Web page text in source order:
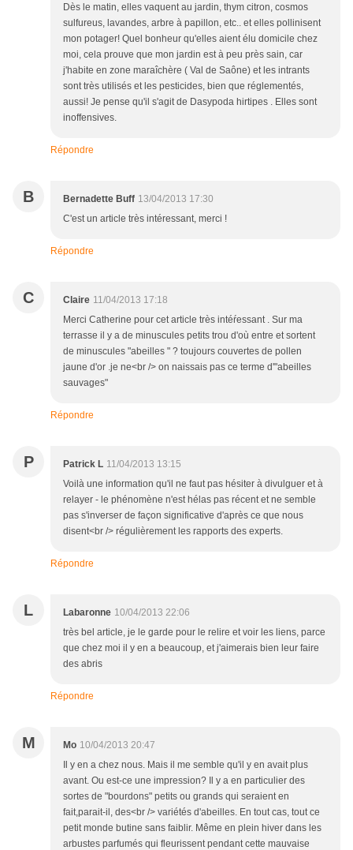
Dès le matin, elles vaquent au jardin, thym citron, cosmos
sulfureus, lavandes, arbre à papillon, etc.. et elles pollinisent
mon potager! Quel bonheur qu'elles aient élu domicile chez
moi, cela prouve que mon jardin est à peu près sain, car
j'habite en zone maraîchère ( Val de Saône) et les intrants
sont très utilisés et les pesticides, bien que réglementés,
aussi! Je pense qu'il s'agit de Dasypoda hirtipes . Elles sont
inoffensives.
Répondre
B Bernadette Buff 13/04/2013 17:30
C'est un article très intéressant, merci !
Répondre
C Claire 11/04/2013 17:18
Merci Catherine pour cet article très intéŕessant . Sur ma
terrasse il y a de minuscules petits trou d'où entre et sortent
de minuscules "abeilles " ? toujours couvertes de pollen
jaune d'or .je ne<br /> on naissais pas ce terme d'"abeilles
sauvages"
Répondre
P Patrick L 11/04/2013 13:15
Voilà une information qu'il ne faut pas hésiter à divulguer et à
relayer - le phénomène n'est hélas pas récent et ne semble
pas s'inverser de façon significative d'après ce que nous
disent<br /> régulièrement les rapports des experts.
Répondre
L Labaronne 10/04/2013 22:06
très bel article, je le garde pour le relire et voir les liens, parce
que chez moi il y en a beaucoup, et j'aimerais bien leur faire
des abris
Répondre
M Mo 10/04/2013 20:47
Il y en a chez nous. Mais il me semble qu'il y en avait plus
avant. Ou est-ce une impression? Il y a en particulier des
sortes de "bourdons" petits ou grands qui seraient en
fait,parait-il, des<br /> variétés d'abeilles. En tout cas, tout ce
petit monde butine sans faiblir. Même en plein hiver dans les
arbustes parfumés qui fleurissent pendant cette mauvaise